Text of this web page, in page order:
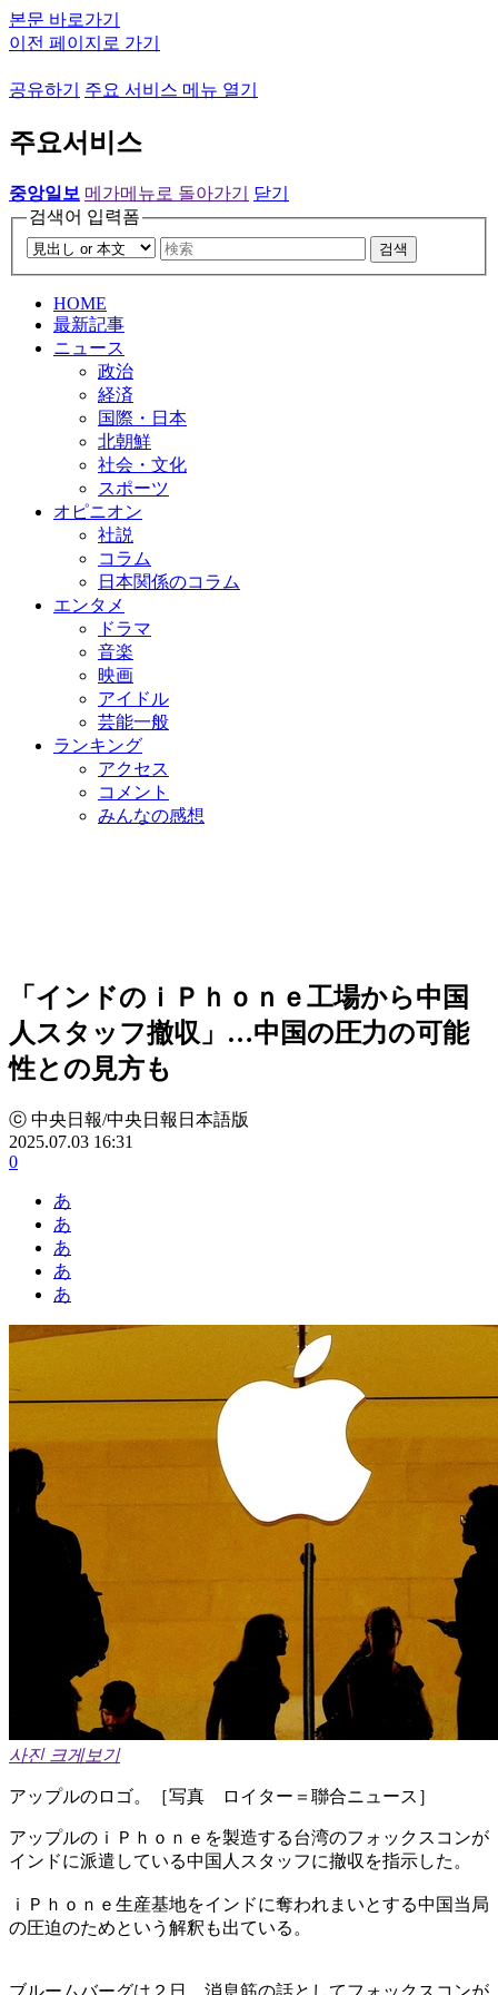
본문 바로가기
이전 페이지로 가기
공유하기 주요 서비스 메뉴 열기
주요서비스
중앙일보 메가메뉴로 돌아가기
닫기
검색어 입력폼
검색
HOME
最新記事
ニュース
政治
経済
国際・日本
北朝鮮
社会・文化
スポーツ
オピニオン
社説
コラム
日本関係のコラム
エンタメ
ドラマ
音楽
映画
アイドル
芸能一般
ランキング
アクセス
コメント
みんなの感想
「インドのｉＰｈｏｎｅ工場から中国
人スタッフ撤収」…中国の圧力の可能
性との見方も
ⓒ 中央日報/中央日報日本語版
2025.07.03 16:31
0
あ
あ
あ
あ
あ
사진 크게보기
アップルのロゴ。［写真 ロイター＝聯合ニュース］
アップルのｉＰｈｏｎｅを製造する台湾のフォックスコンが
インドに派遣している中国人スタッフに撤収を指示した。
ｉＰｈｏｎｅ生産基地をインドに奪われまいとする中国当局
の圧迫のためという解釈も出ている。
ブルームバーグは２日、消息筋の話としてフォックスコンが